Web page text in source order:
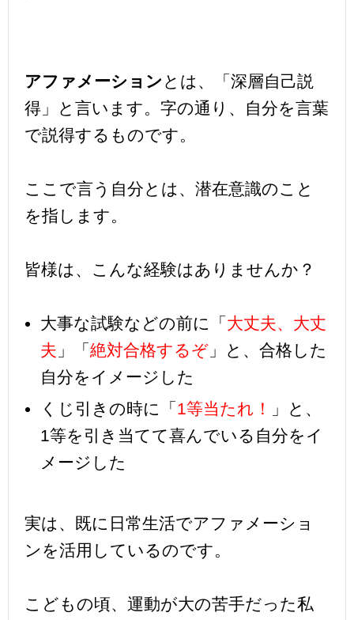
アファメーション とは、「深層自己説
得」と言います。字の通り、自分を言葉
で説得するものです。
ここで言う自分とは、潜在意識のこと
を指します。
皆様は、こんな経験はありませんか？
大事な試験などの前に「 大丈夫、大丈
夫 」「 絶対合格するぞ 」と、合格した
自分をイメージした
くじ引きの時に「 1等当たれ！
」と、
1等を引き当てて喜んでいる自分をイ
メージした
実は、既に日常生活でアファメーショ
ンを活用しているのです。
こどもの頃、運動が大の苦手だった私